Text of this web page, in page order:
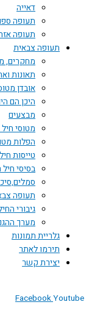
דאייה
תעופה
תעופה
תעופה צבאית
מחקרים,
תאונות
אובדן
היכן הם
מבצעים
מטוסי חיל
הפלות
טייסות
בסיסי חיל
תעופה
גיבורי
מערך
גלריית תמונות
תירמו לאתר
יצירת קשר
FacebookYoutube